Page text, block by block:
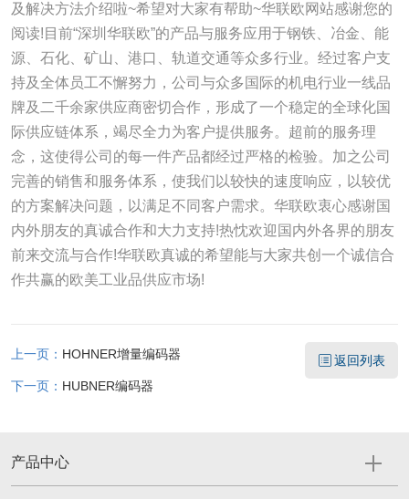
及解决方法介绍啦~希望对大家有帮助~华联欧网站感谢您的
阅读!目前“深圳华联欧”的产品与服务应用于钢铁、冶金、能
源、石化、矿山、港口、轨道交通等众多行业。经过客户支
持及全体员工不懈努力，公司与众多国际的机电行业一线品
牌及二千余家供应商密切合作，形成了一个稳定的全球化国
际供应链体系，竭尽全力为客户提供服务。超前的服务理
念，这使得公司的每一件产品都经过严格的检验。加之公司
完善的销售和服务体系，使我们以较快的速度响应，以较优
的方案解决问题，以满足不同客户需求。华联欧衷心感谢国
内外朋友的真诚合作和大力支持!热忱欢迎国内外各界的朋友
前来交流与合作!华联欧真诚的希望能与大家共创一个诚信合
作共赢的欧美工业品供应市场!
上一页： HOHNER增量编码器
下一页： HUBNER编码器
返回列表
产品中心